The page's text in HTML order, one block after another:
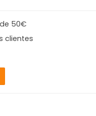
50€
clientes